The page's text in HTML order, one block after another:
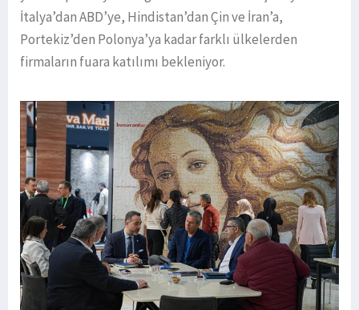
İtalya’dan ABD’ye, Hindistan’dan Çin ve İran’a,
Portekiz’den Polonya’ya kadar farklı ülkelerden
firmaların fuara katılımı bekleniyor.